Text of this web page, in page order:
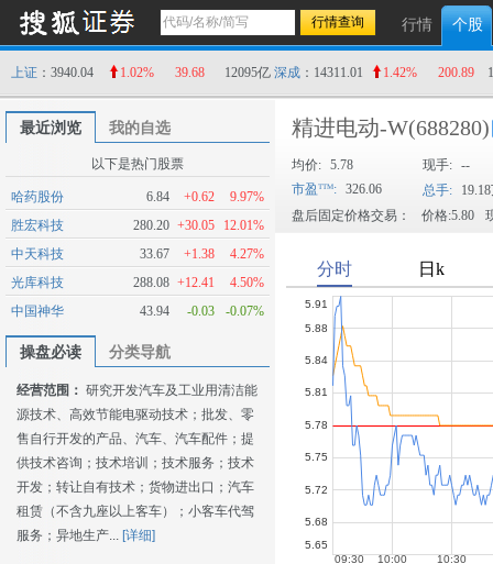
行情 个股
上证 ：3940.04 1.02% 39.68 12095亿 深成 ：14311.01 1.42% 200.89
最近浏览 我的自选
以下是热门股票
哈药股份 6.84 +0.62
9.97%
胜宏科技
280.20 +30.05
12.01%
中天科技
33.67 +1.38
4.27%
光库科技
288.08 +12.41
4.50%
中国神华
43.94 -0.03 -0.07%
操盘必读 分类导航
经营范围： 研究开发汽车及工业用清洁能
源技术、高效节能电驱动技术；批发、零
售自行开发的产品、汽车、汽车配件；提
供技术咨询；技术培训；技术服务；技术
开发；转让自有技术；货物进出口；汽车
租赁（不含九座以上客车）；小客车代驾
服务；异地生产... [详细]
精进电动-W(688280)
均价: 5.78 现手: --
市盈
: 326.06 总手:
盘后固定价格交易：
价格:5.80